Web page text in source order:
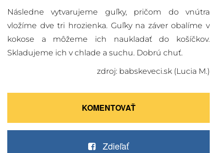
Následne vytvarujeme guľky, pričom do vnútra
vložíme dve tri hrozienka. Guľky na záver obalíme v
kokose a môžeme ich naukladať do košíčkov.
Skladujeme ich v chlade a suchu. Dobrú chuť.
zdroj: babskeveci.sk (Lucia M.)
KOMENTOVAŤ
Zdieľať